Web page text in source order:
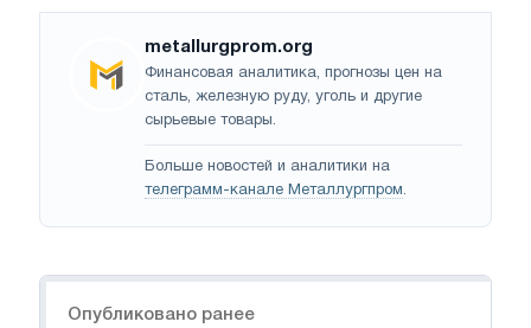
metallurgprom.org
Финансовая аналитика, прогнозы цен на
сталь, железную руду, уголь и другие
сырьевые товары.
Больше новостей и аналитики на
телеграмм-канале Металлургпром.
Опубликовано ранее